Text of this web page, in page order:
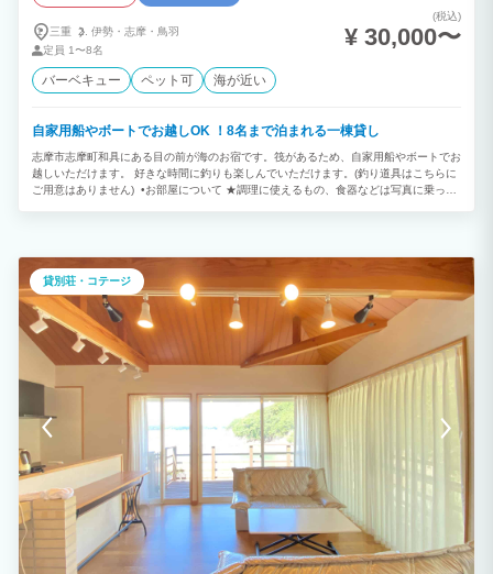
三重 伊勢・ 志摩・ 鳥羽
定員 1〜8名
(税込)
¥ 30,000〜
バーベキュー ペット可 海が近い
自家用船やボートでお越しOK ！8名まで泊まれる一棟貸し
志摩市志摩町和具にある目の前が海のお宿です。筏があるため、自家用船やボートでお
越しいただけます。 好きな時間に釣りも楽しんでいただけます。(釣り道具はこちらに
ご用意はありません) •お部屋について ★調理に使えるもの、食器などは写真に乗って
せん。一緒にお泊りの際はご用意をお願いします。 連泊していただくお客様には3日に
1回お掃除無料でさせていただきます。
貸別荘・コテージ